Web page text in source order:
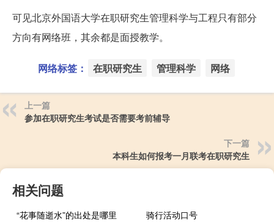
可见北京外国语大学在职研究生管理科学与工程只有部分
方向有网络班，其余都是面授教学。
网络标签： 在职研究生 管理科学 网络
上一篇
参加在职研究生考试是否需要考前辅导
下一篇
本科生如何报考一月联考在职研究生
相关问题
“花事随逝水”的出处是哪里
骑行活动口号